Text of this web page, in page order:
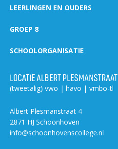
LEERLINGEN EN OUDERS
GROEP 8
SCHOOLORGANISATIE
LOCATIE ALBERT PLESMANSTRAAT
(tweetalig) vwo | havo | vmbo-tl
Albert Plesmanstraat 4
2871 HJ Schoonhoven
info@schoonhovenscollege.nl